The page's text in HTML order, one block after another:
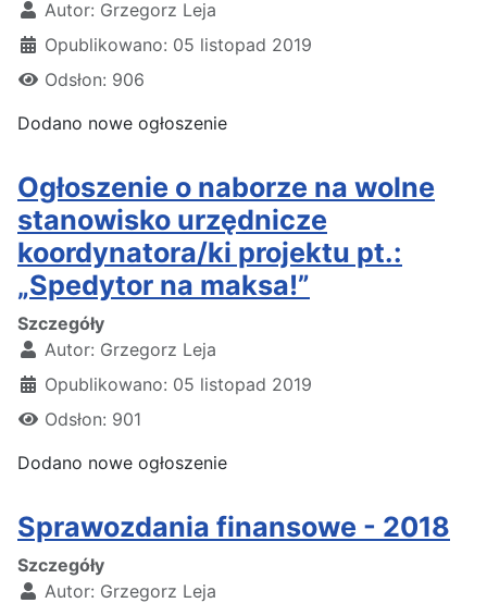
Autor: Grzegorz Leja
Opublikowano: 05 listopad 2019
Odsłon: 906
Dodano nowe ogłoszenie
Ogłoszenie o naborze na wolne
stanowisko urzędnicze
koordynatora/ki projektu pt.:
„Spedytor na maksa!”
Szczegóły
Autor: Grzegorz Leja
Opublikowano: 05 listopad 2019
Odsłon: 901
Dodano nowe ogłoszenie
Sprawozdania finansowe - 2018
Szczegóły
Autor: Grzegorz Leja